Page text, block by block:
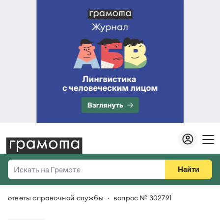
Искать на Грамоте
Справочная служба
Найти
Везде
ответы справочной службы вопрос № 302791